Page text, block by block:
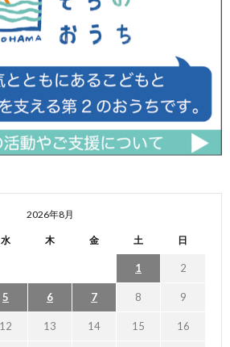
2026年8月
水 木 金 土 日
1 2
5 6 7 8 9
12 13 14 15 16